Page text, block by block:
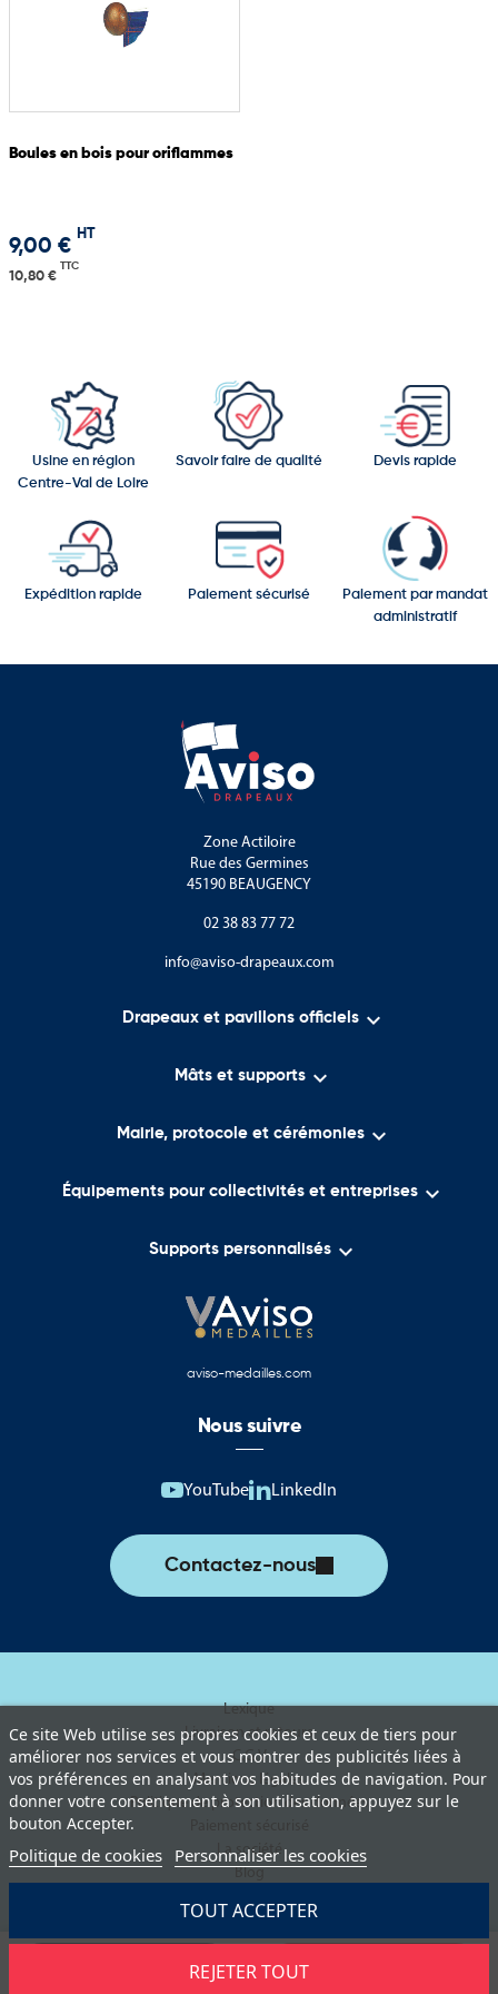
Ajouter au panier
Boules en bois pour oriflammes
9,00 €
HT
10,80 €
TTC
Usine en région
Centre-Val de Loire
Savoir faire de qualité Devis rapide
Expédition rapide Paiement sécurisé
Paiement par mandat
administratif
Zone Actiloire
Rue des Germines
45190 BEAUGENCY
02 38 83 77 72
info@aviso-drapeaux.com
Drapeaux et pavillons officiels 
Mâts et supports 
Mairie, protocole et cérémonies 
Équipements pour collectivités et entreprises 
Supports personnalisés 
Ce site Web utilise ses propres cookies et ceux de tiers pour
améliorer nos services et vous montrer des publicités liées à
vos préférences en analysant vos habitudes de navigation. Pour
donner votre consentement à son utilisation, appuyez sur le
bouton Accepter.
Politique de cookies Personnaliser les cookies
REJETER TOUT
TOUT ACCEPTER
aviso-medailles.com
Nous suivre
YouTube LinkedIn
Contactez-nous
Lexique
Livraison et retours
C.G.V
Mentions légales
Politique de protection des données
La société
Blog